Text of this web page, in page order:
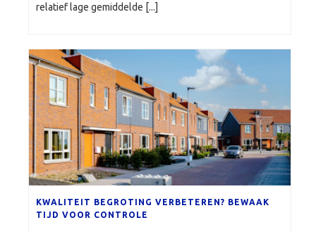
relatief lage gemiddelde [...]
KWALITEIT BEGROTING VERBETEREN? BEWAAK
TIJD VOOR CONTROLE